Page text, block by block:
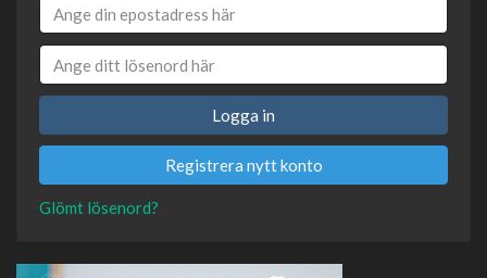
Logga in
Registrera nytt konto
Glömt lösenord?